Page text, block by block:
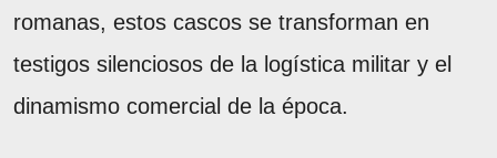
romanas, estos cascos se transforman en
testigos silenciosos de la logística militar y el
dinamismo comercial de la época.